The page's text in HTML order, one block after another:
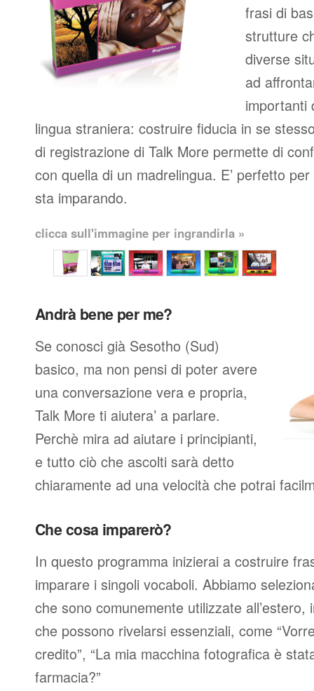
frasi di
strutture
diverse
ad
importanti
lingua straniera: costruire fiducia in se
di registrazione di Talk More permette di
con quella di un madrelingua. E’ perfetto
sta imparando.
clicca sull'immagine per ingrandirla »
Andrà bene per me?
Se conosci già Sesotho (Sud)
basico, ma non pensi di poter avere
una conversazione vera e propria,
Talk More ti aiutera’ a parlare.
Perchè mira ad aiutare i principianti,
e tutto ciò che ascolti sarà detto
chiaramente ad una velocità che potrai
Che cosa imparerò?
In questo programma inizierai a costruire
imparare i singoli vocaboli. Abbiamo
che sono comunemente utilizzate
che possono rivelarsi essenziali, come
credito”, “La mia macchina fotografica è
farmacia?”